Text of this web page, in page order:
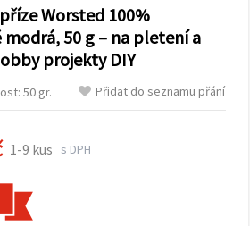
Worsted 100%
50 g – na pletení a
projekty DIY
50 gr. Přidat do seznamu přání
1-9 kus s DPH